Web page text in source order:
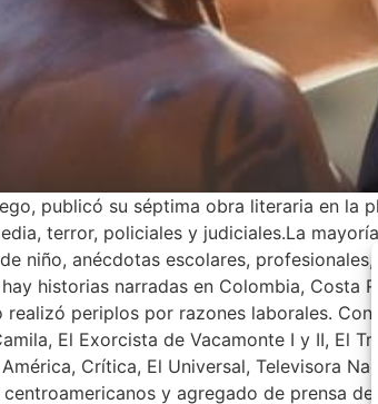
publicó su séptima obra literaria en la
terror, policiales y judiciales.La
niño, anécdotas escolares,
historias narradas en Colombia, Costa
periplos por razones laborales.
El Exorcista de Vacamonte I y II, El
Crítica, El Universal, Televisora
y agregado de prensa